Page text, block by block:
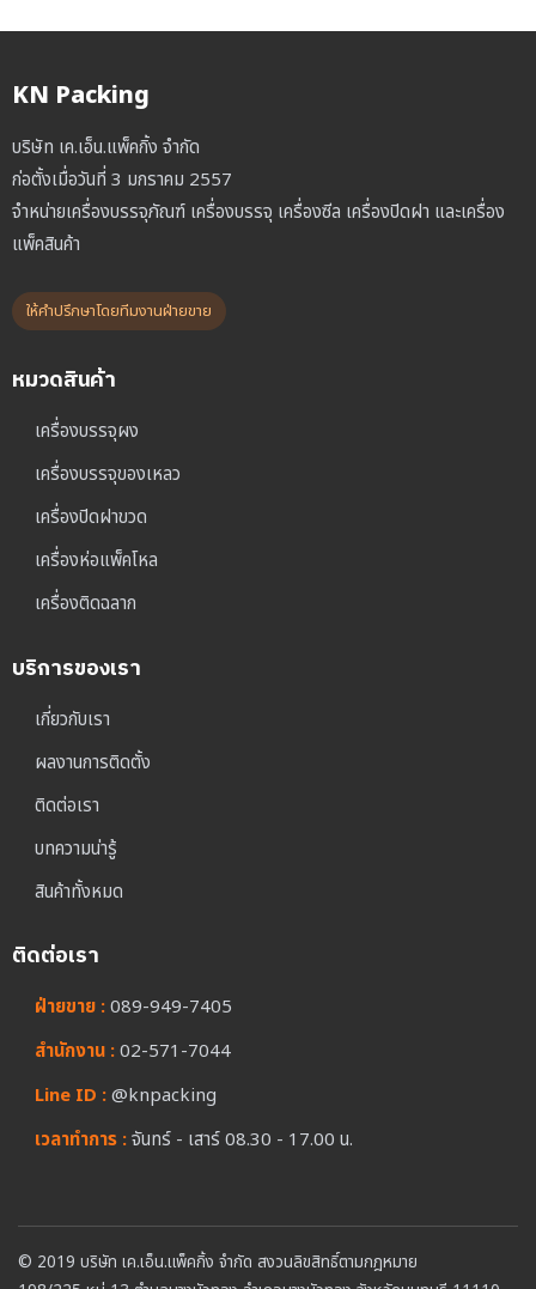
KN Packing
บริษัท เค.เอ็น.แพ็คกิ้ง จำกัด
ก่อตั้งเมื่อวันที่ 3 มกราคม 2557
จำหน่ายเครื่องบรรจุภัณฑ์ เครื่องบรรจุ เครื่องซีล เครื่องปิดฝา และเครื่อง
แพ็คสินค้า
ให้คำปรึกษาโดยทีมงานฝ่ายขาย
หมวดสินค้า
เครื่องบรรจุผง
เครื่องบรรจุของเหลว
เครื่องปิดฝาขวด
เครื่องห่อแพ็คโหล
เครื่องติดฉลาก
บริการของเรา
เกี่ยวกับเรา
ผลงานการติดตั้ง
ติดต่อเรา
บทความน่ารู้
สินค้าทั้งหมด
ติดต่อเรา
ฝ่ายขาย :089-949-7405
สำนักงาน :02-571-7044
Line ID :@knpacking
เวลาทำการ :จันทร์ - เสาร์ 08.30 - 17.00 น.
© 2019 บริษัท เค.เอ็น.แพ็คกิ้ง จำกัด สงวนลิขสิทธิ์ตามกฎหมาย